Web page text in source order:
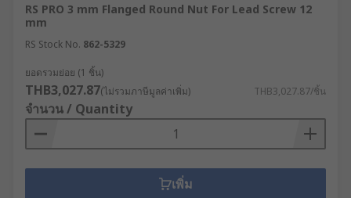
RS PRO 3 mm Flanged Round Nut For Lead Screw 12
mm
RS Stock No. 862-5329
ยอดรวมย่อย (1 ชิ้น)
THB3,027.87(ไม่รวมภาษีมูลค่าเพิ่ม) THB3,027.87/ชิ้น
จำนวน / Quantity
เพิ่ม